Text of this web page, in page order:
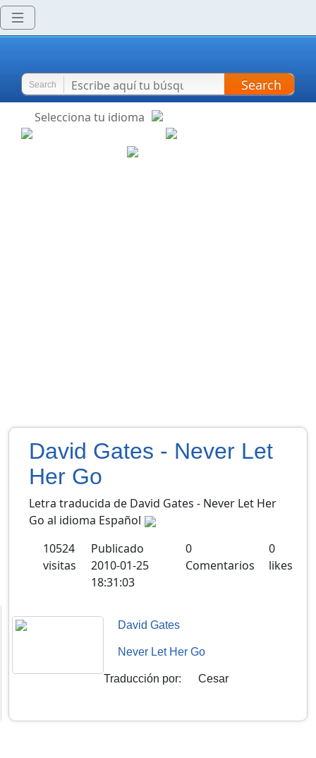
Search Search
Selecciona tu idioma
David Gates - Never Let
Her Go
Letra traducida de David Gates - Never Let Her
Go al idioma Español
10524
visitas
Publicado
2010-01-25
18:31:03
0
Comentarios
0
likes
David Gates
Never Let Her Go
Traducción por: Cesar